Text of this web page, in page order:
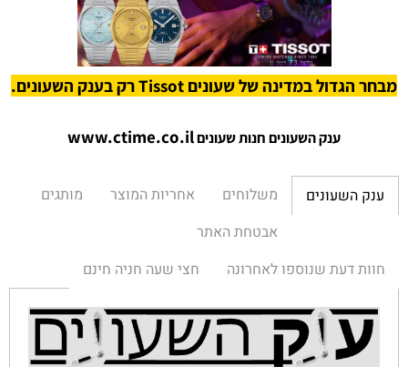
מבחר הגדול במדינה של שעונים Tissot רק בענק השעונים.
ענק השעונים חנות שעוניםwww.ctime.co.il
ענק השעונים משלוחים אחריות המוצר
מותגים
אבטחת האתר
חוות דעת שנוספו לאחרונה
חצי שעה חניה חינם